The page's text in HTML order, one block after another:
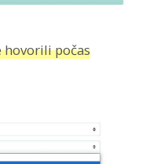
hovorili počas